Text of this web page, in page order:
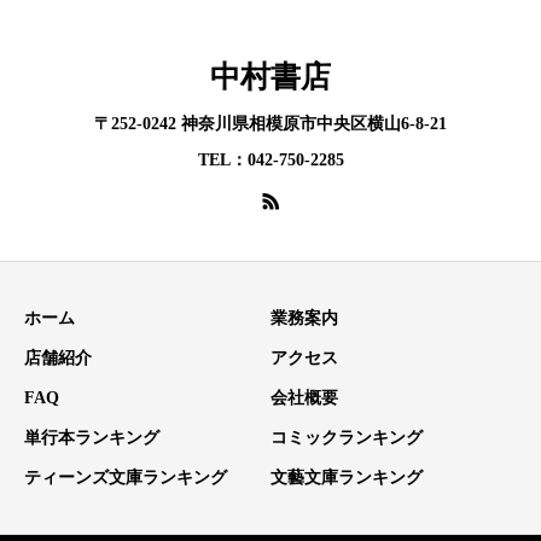
中村書店
〒252-0242 神奈川県相模原市中央区横山6-8-21
TEL：042-750-2285
ホーム 業務案内
店舗紹介 アクセス
FAQ 会社概要
単行本ランキング コミックランキング
ティーンズ文庫ランキング 文藝文庫ランキング